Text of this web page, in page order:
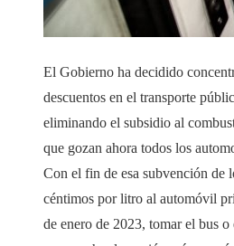
El Gobierno ha decidido
descuentos en el transporte
eliminando el subsidio al
que gozan ahora todos los
Con el fin de esa subvención de
céntimos por litro al automóvil
de enero de 2023, tomar el bus o